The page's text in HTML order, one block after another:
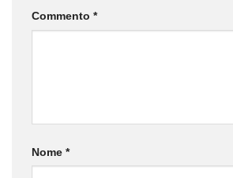
Commento *
Nome *